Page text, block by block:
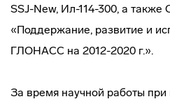
SSJ-New, Ил-114-300, а
«Поддержание, развитие и
ГЛОНАСС на 2012-2020 г.».
За время научной работы